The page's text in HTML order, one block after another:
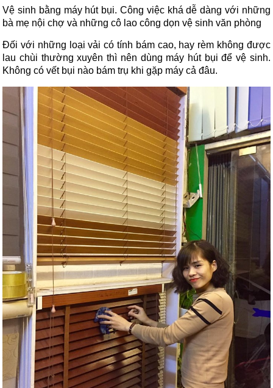
Vệ sinh bằng máy hút bụi. Công việc khá dễ dàng với những
bà mẹ nội chợ và những cô lao công dọn vệ sinh văn phòng
Đối với những loại vải có tính bám cao, hay rèm không được
lau chùi thường xuyên thì nên dùng máy hút bụi để vệ sinh.
Không có vết bụi nào bám trụ khi gặp máy cả đâu.